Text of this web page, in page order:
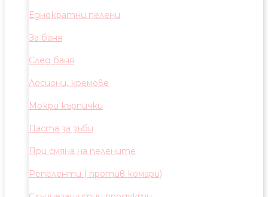
Еднократни пелени
За баня
След баня
Лосиони, кремове
Мокри кърпички
Паста за зъби
При смяна на пелените
Репеленти ( против комари)